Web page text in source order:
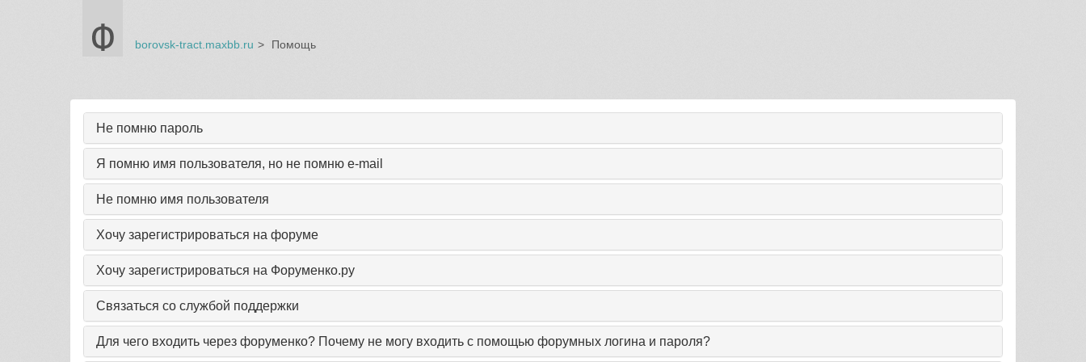
borovsk-tract.maxbb.ru Помощь
Не помню пароль
Я помню имя пользователя, но не помню e-mail
Не помню имя пользователя
Хочу зарегистрироваться на форуме
Хочу зарегистрироваться на Форуменко.ру
Связаться со службой поддержки
Для чего входить через форуменко? Почему не могу входить с помощью форумных логина и пароля?